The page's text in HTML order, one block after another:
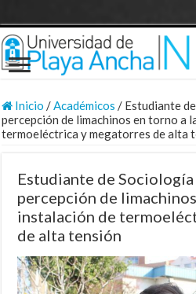
Inicio /Académicos / Estudiante
percepción de limachinos en torno a
termoeléctrica y megatorres de alta
Estudiante de
percepción de
instalación de
de alta tensión